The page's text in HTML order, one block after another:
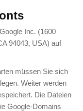
Inc. (1600
94043, USA) auf
müssen Sie sich
Weiter werden
Die Dateien
Google-Domains